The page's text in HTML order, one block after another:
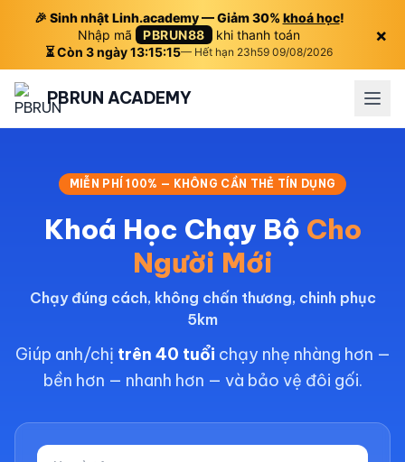
🎉 Sinh nhật Linh.academy — Giảm 30% khoá học!
Nhập mã PBRUN88 khi thanh toán
⏳ Còn 3 ngày 13:15:15— Hết hạn 23h59 09/08/2026
×
PBRUN ACADEMY
MIỄN PHÍ 100% — KHÔNG CẦN THẺ TÍN DỤNG
Khoá Học Chạy Bộ Cho
Người Mới
Chạy đúng cách, không chấn thương, chinh phục
5km
Giúp anh/chị trên 40 tuổi chạy nhẹ nhàng hơn —
bền hơn — nhanh hơn — và bảo vệ đôi gối.